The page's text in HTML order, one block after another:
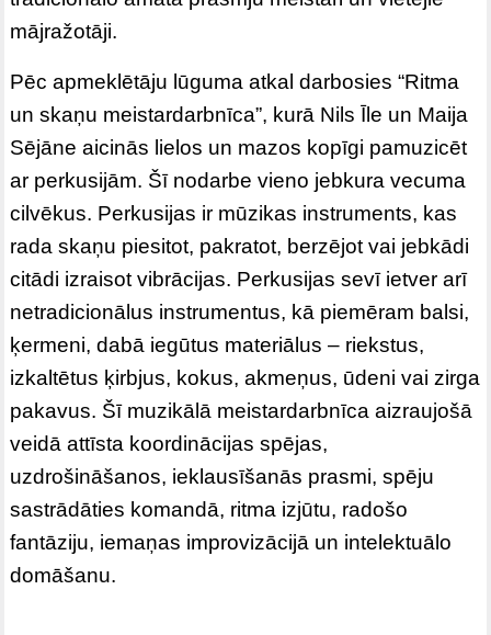
mājražotāji.
Pēc apmeklētāju lūguma atkal darbosies “Ritma
un skaņu meistardarbnīca”, kurā Nils Īle un Maija
Sējāne aicinās lielos un mazos kopīgi pamuzicēt
ar perkusijām. Šī nodarbe vieno jebkura vecuma
cilvēkus. Perkusijas ir mūzikas instruments, kas
rada skaņu piesitot, pakratot, berzējot vai jebkādi
citādi izraisot vibrācijas. Perkusijas sevī ietver arī
netradicionālus instrumentus, kā piemēram balsi,
ķermeni, dabā iegūtus materiālus – riekstus,
izkaltētus ķirbjus, kokus, akmeņus, ūdeni vai zirga
pakavus. Šī muzikālā meistardarbnīca aizraujošā
veidā attīsta koordinācijas spējas,
uzdrošināšanos, ieklausīšanās prasmi, spēju
sastrādāties komandā, ritma izjūtu, radošo
fantāziju, iemaņas improvizācijā un intelektuālo
domāšanu.